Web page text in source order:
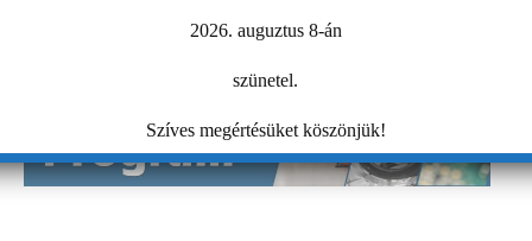
2026. auguztus 8-án
szünetel.
Szíves megértésüket köszönjük!